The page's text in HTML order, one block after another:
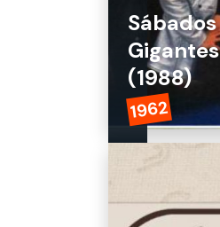
Sábados
Gigantes
(1988)
1962